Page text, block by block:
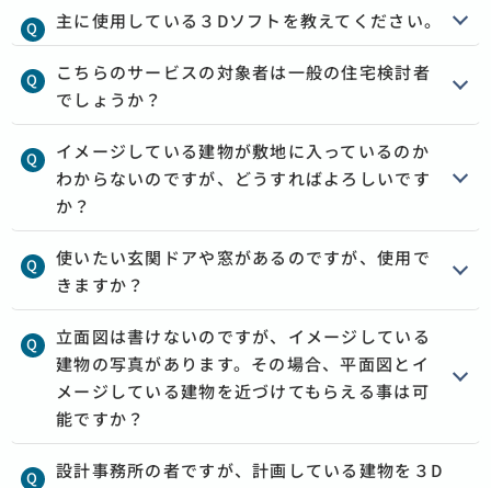
主に使用している３Dソフトを教えてください。
こちらのサービスの対象者は一般の住宅検討者
でしょうか？
イメージしている建物が敷地に入っているのか
わからないのですが、どうすればよろしいです
か？
使いたい玄関ドアや窓があるのですが、使用で
きますか？
立面図は書けないのですが、イメージしている
建物の写真があります。その場合、平面図とイ
メージしている建物を近づけてもらえる事は可
能ですか？
設計事務所の者ですが、計画している建物を３D